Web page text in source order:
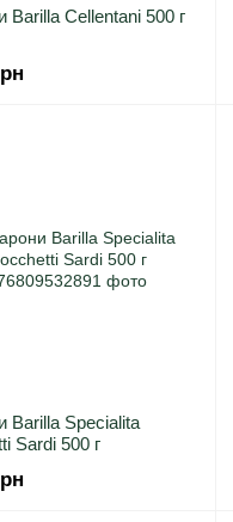
Barilla Сellentani 500 г
Barilla Specialita
Sardi 500 г